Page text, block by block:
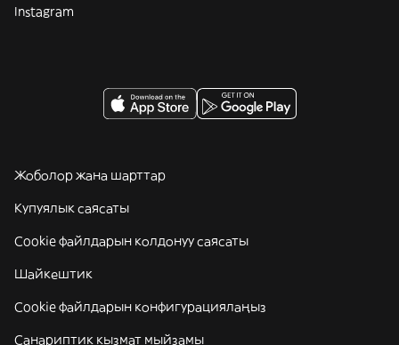
Instagram
Жоболор жана шарттар
Купуялык саясаты
Cookie файлдарын колдонуу саясаты
Шайкештик
Cookie файлдарын конфигурациялаңыз
Санариптик кызмат мыйзамы